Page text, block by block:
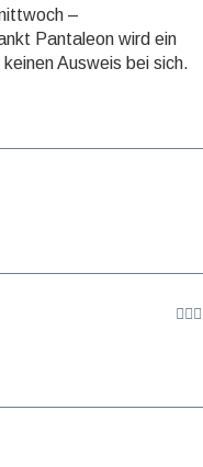
–
Pantaleon wird ein
Ausweis bei sich.